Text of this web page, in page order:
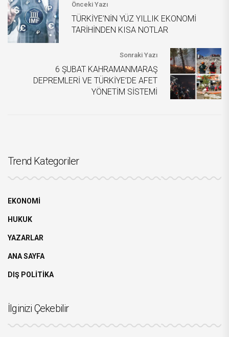
Önceki Yazı
TÜRKİYE’NİN YÜZ YILLIK EKONOMİ
TARİHİNDEN KISA NOTLAR
Sonraki Yazı
6 ŞUBAT KAHRAMANMARAŞ
DEPREMLERİ VE TÜRKİYE’DE AFET
YÖNETİM SİSTEMİ
Trend Kategoriler
EKONOMİ
HUKUK
YAZARLAR
ANA SAYFA
DIŞ POLİTİKA
İlginizi Çekebilir